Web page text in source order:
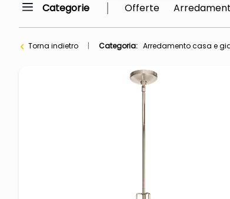
orologio parete
porta tv
elenco
ombrelloni
pattumiera raccolta
Categorie Offerte
Torna indietro Categoria: Arredamento casa e